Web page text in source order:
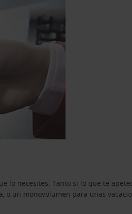
lo necesites. Tanto si lo que te
un monovolumen para unas